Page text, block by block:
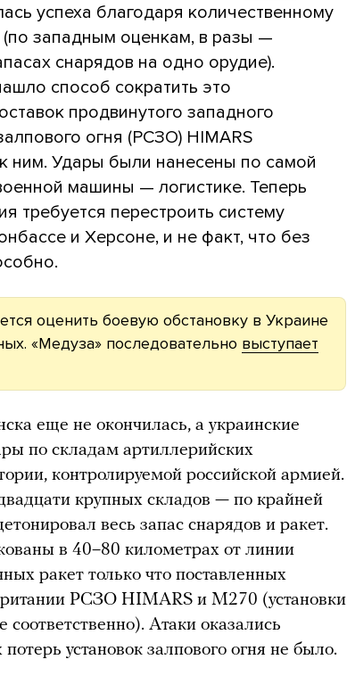
успеха благодаря количественному
западным оценкам, в разы —
снарядов на одно орудие).
способ сократить это
продвинутого западного
огня (РСЗО) HIMARS
ним. Удары были нанесены по самой
машины — логистике. Теперь
требуется перестроить систему
и Херсоне, и не факт, что без
оценить боевую обстановку в Украине
«Медуза» последовательно выступает
еще не окончилась, а украинские
по складам артиллерийских
контролируемой российской армией.
крупных складов — по крайней
весь запас снарядов и ракет.
в 40–80 километрах от линии
ракет только что поставленных
РСЗО HIMARS и M270 (установки
соответственно). Атаки оказались
установок залпового огня не было.